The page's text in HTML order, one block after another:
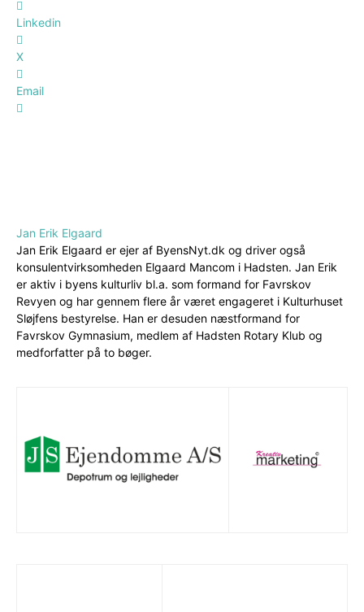
Linkedin
X
Email
Jan Erik Elgaard
Jan Erik Elgaard er ejer af ByensNyt.dk og driver også
konsulentvirksomheden Elgaard Mancom i Hadsten. Jan Erik
er aktiv i byens kulturliv bl.a. som formand for Favrskov
Revyen og har gennem flere år været engageret i Kulturhuset
Sløjfens bestyrelse. Han er desuden næstformand for
Favrskov Gymnasium, medlem af Hadsten Rotary Klub og
medforfatter på to bøger.